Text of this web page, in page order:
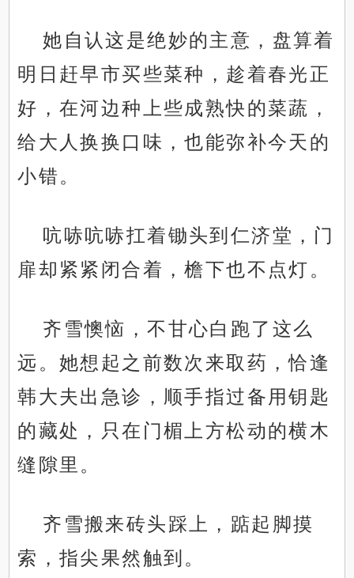
她自认这是绝妙的主意，盘算着
明日赶早市买些菜种，趁着春光正
好，在河边种上些成熟快的菜蔬，
给大人换换口味，也能弥补今天的
小错。
吭哧吭哧扛着锄头到仁济堂，门
扉却紧紧闭合着，檐下也不点灯。
齐雪懊恼，不甘心白跑了这么
远。她想起之前数次来取药，恰逢
韩大夫出急诊，顺手指过备用钥匙
的藏处，只在门楣上方松动的横木
缝隙里。
齐雪搬来砖头踩上，踮起脚摸
索，指尖果然触到。